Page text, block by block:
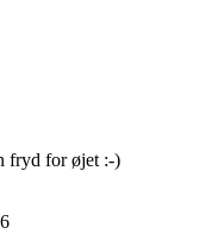
fryd for øjet :-)